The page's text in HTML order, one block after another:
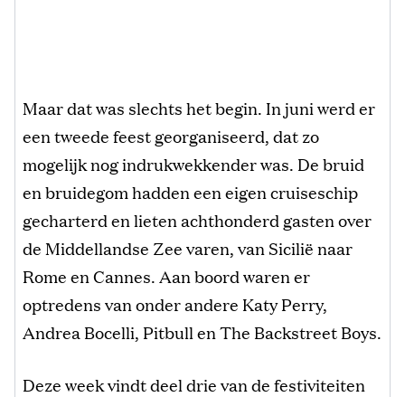
Maar dat was slechts het begin. In juni werd er
een tweede feest georganiseerd, dat zo
mogelijk nog indrukwekkender was. De bruid
en bruidegom hadden een eigen cruiseschip
gecharterd en lieten achthonderd gasten over
de Middellandse Zee varen, van Sicilië naar
Rome en Cannes. Aan boord waren er
optredens van onder andere Katy Perry,
Andrea Bocelli, Pitbull en The Backstreet Boys.
Deze week vindt deel drie van de festiviteiten